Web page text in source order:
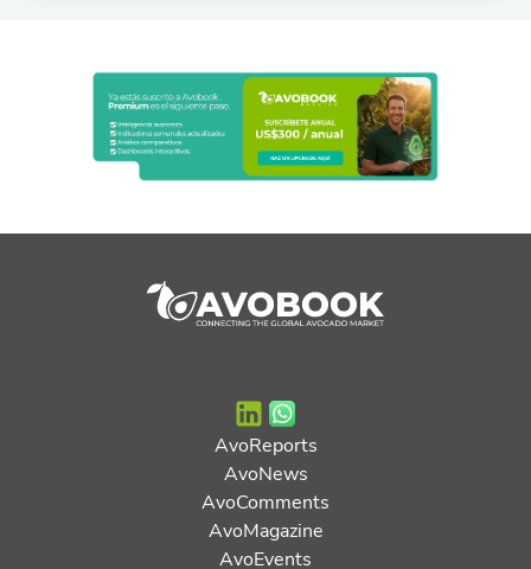
AvoReports
AvoNews
AvoComments
AvoMagazine
AvoEvents